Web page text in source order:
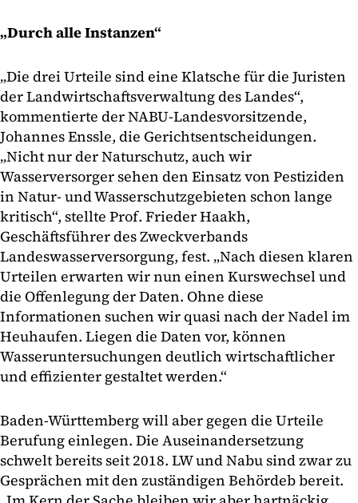
„Durch alle Instanzen“
„Die drei Urteile sind eine Klatsche für die Juristen
der Landwirtschaftsverwaltung des Landes“,
kommentierte der NABU-Landesvorsitzende,
Johannes Enssle, die Gerichtsentscheidungen.
„Nicht nur der Naturschutz, auch wir
Wasserversorger sehen den Einsatz von Pestiziden
in Natur- und Wasserschutzgebieten schon lange
kritisch“, stellte Prof. Frieder Haakh,
Geschäftsführer des Zweckverbands
Landeswasserversorgung, fest. „Nach diesen klaren
Urteilen erwarten wir nun einen Kurswechsel und
die Offenlegung der Daten. Ohne diese
Informationen suchen wir quasi nach der Nadel im
Heuhaufen. Liegen die Daten vor, können
Wasseruntersuchungen deutlich wirtschaftlicher
und effizienter gestaltet werden.“
Baden-Württemberg will aber gegen die Urteile
Berufung einlegen. Die Auseinandersetzung
schwelt bereits seit 2018. LW und Nabu sind zwar zu
Gesprächen mit den zuständigen Behördeb bereit.